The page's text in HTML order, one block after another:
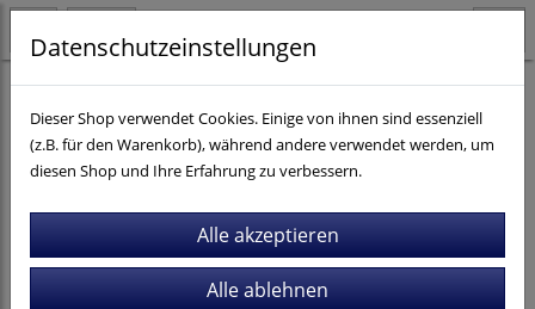
E-Bikes Trekking / City E-Trekking Kalkhoff
Datenschutzeinstellungen
Dieser Shop verwendet Cookies. Einige von ihnen sind essenziell
(z.B. für den Warenkorb), während andere verwendet werden, um
diesen Shop und Ihre Erfahrung zu verbessern.